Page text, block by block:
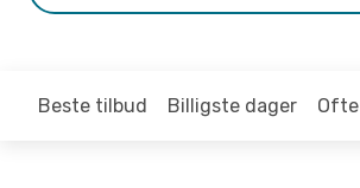
Beste tilbud Billigste dager